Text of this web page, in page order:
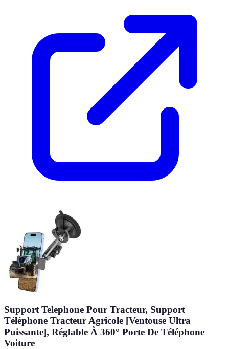
Support Telephone Pour Tracteur, Support
Téléphone Tracteur Agricole [Ventouse Ultra
Puissante], Réglable À 360° Porte De Téléphone
Voiture